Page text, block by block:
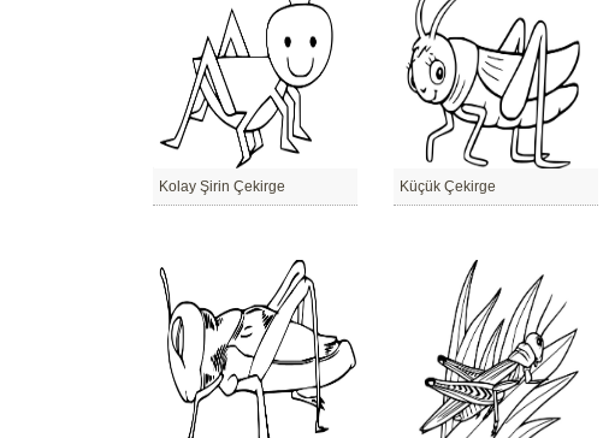
Kolay Şirin Çekirge Küçük Çekirge